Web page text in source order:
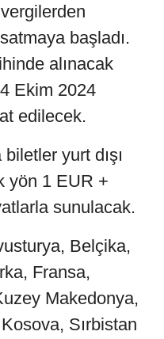
başladı.
alınacak
Ekim 2024
edilecek.
yurt dışı
yön 1 EUR +
sunulacak.
Belçika,
Fransa,
Makedonya,
Sırbistan